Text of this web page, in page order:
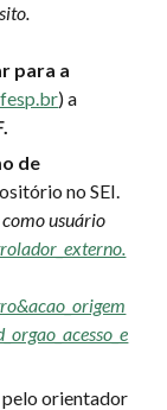
para a
) a
de
no SEI.
como usuário
pelo orientador